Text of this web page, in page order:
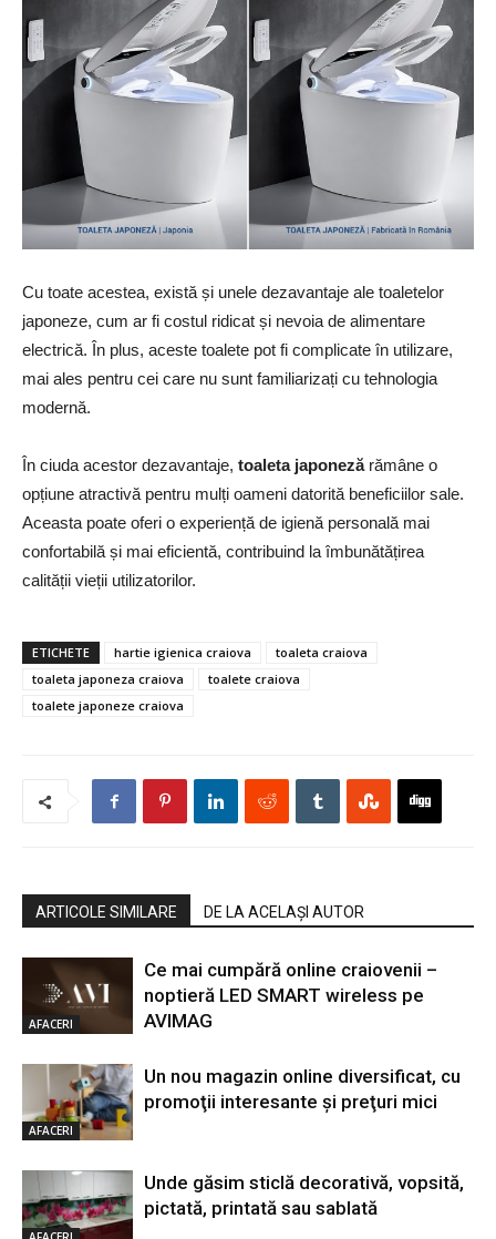
Cu toate acestea, există și unele dezavantaje ale toaletelor
japoneze, cum ar fi costul ridicat și nevoia de alimentare
electrică. În plus, aceste toalete pot fi complicate în utilizare,
mai ales pentru cei care nu sunt familiarizați cu tehnologia
modernă.
În ciuda acestor dezavantaje, toaleta japonezărămâne o
opțiune atractivă pentru mulți oameni datorită beneficiilor sale.
Aceasta poate oferi o experiență de igienă personală mai
confortabilă și mai eficientă, contribuind la îmbunătățirea
calității vieții utilizatorilor.
ETICHETE hartie igienica craiova
toaleta craiova
toaleta japoneza craiova
toalete craiova
toalete japoneze craiova
ARTICOLE SIMILARE DE LA ACELAȘI AUTOR
AFACERI
Ce mai cumpără online craiovenii –
noptieră LED SMART wireless pe
AVIMAG
AFACERI
Un nou magazin online diversificat, cu
promoţii interesante şi preţuri mici
Unde găsim sticlă decorativă, vopsită,
pictată, printată sau sablată